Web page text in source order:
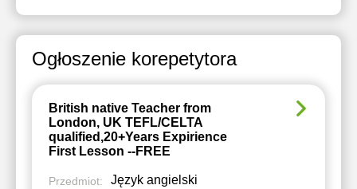
Ogłoszenie korepetytora
British native Teacher from
London, UK TEFL/CELTA
qualified,20+Years Expirience
First Lesson --FREE
Przedmiot: Język angielski